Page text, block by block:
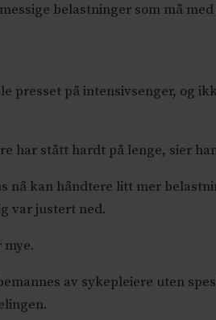
belastninger som må
presset på intensivsenger, og
har stått hardt på lenge, sier
nå kan håndtere litt mer
var justert ned.
mye.
av sykepleiere uten